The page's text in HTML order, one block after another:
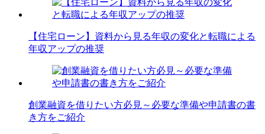
【住宅ローン】資料から見る年収の変化と転職による
年収アップの推奨
創業融資を借りたい方必見～必要な準備や申請書の書
き方をご紹介